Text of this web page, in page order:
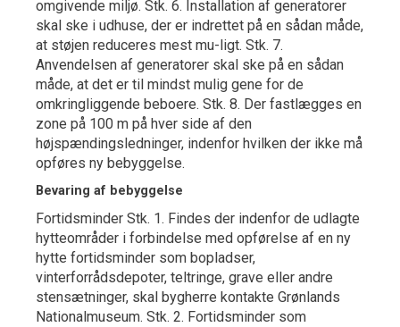
omgivende miljø. Stk. 6. Installation af generatorer
skal ske i udhuse, der er indrettet på en sådan måde,
at støjen reduceres mest mu-ligt. Stk. 7.
Anvendelsen af generatorer skal ske på en sådan
måde, at det er til mindst mulig gene for de
omkringliggende beboere. Stk. 8. Der fastlægges en
zone på 100 m på hver side af den
højspændingsledninger, indenfor hvilken der ikke må
opføres ny bebyggelse.
Bevaring af bebyggelse
Fortidsminder Stk. 1. Findes der indenfor de udlagte
hytteområder i forbindelse med opførelse af en ny
hytte fortidsminder som bopladser,
vinterforrådsdepoter, teltringe, grave eller andre
stensætninger, skal bygherre kontakte Grønlands
Nationalmuseum. Stk. 2. Fortidsminder som